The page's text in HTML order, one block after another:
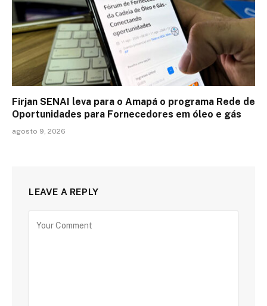
Firjan SENAI leva para o Amapá o programa Rede de
Oportunidades para Fornecedores em óleo e gás
agosto 9, 2026
LEAVE A REPLY